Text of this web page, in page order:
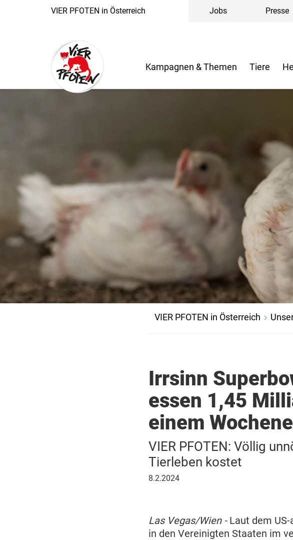
VIER PFOTEN in Österreich Jobs Presse
Kampagnen & Themen Tiere
VIER PFOTEN in Österreich
Irrsinn
essen 1,45
einem
VIER PFOTEN: Völlig
Tierleben kostet
8.
8.2.2024
Las Vegas/Wien - Laut dem
in den Vereinigten Staaten im